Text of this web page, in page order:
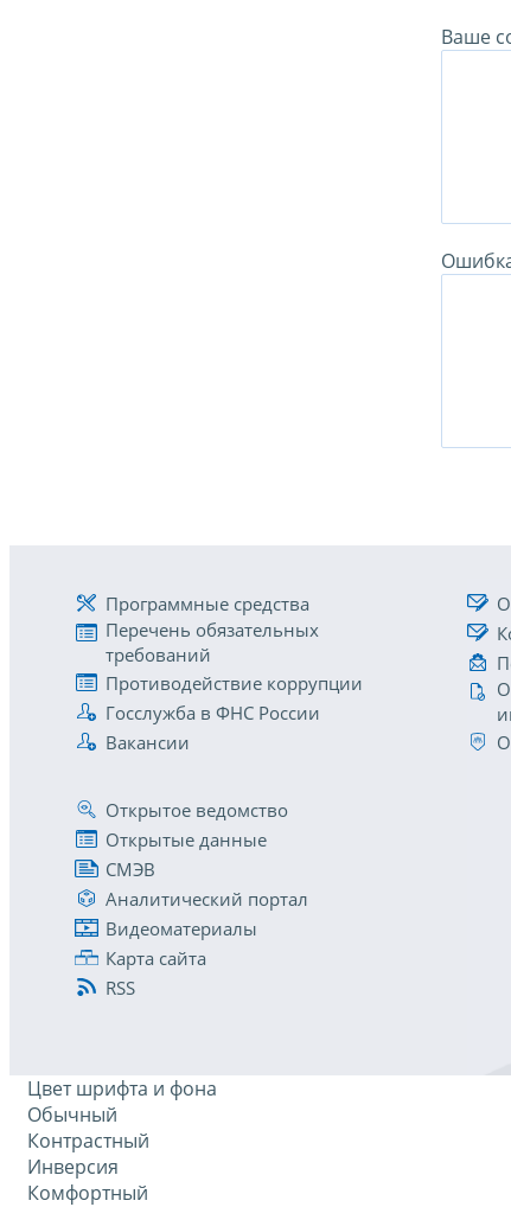
Ваше
Программные средства
Перечень обязательных
требований
Противодействие коррупции
Госслужба в ФНС России
Вакансии
Открытое ведомство
Открытые данные
СМЭВ
Аналитический портал
Видеоматериалы
Карта сайта
RSS
Цвет шрифта и фона
Обычный
Контрастный
Инверсия
Комфортный